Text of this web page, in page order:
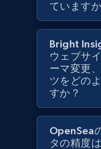
Zara - Products -
Category id, Product
Currency, Colour
1.2K+ 208+
ています
Bright
ウェブサ
ーマ変更
ツをどの
すか？
OpenSea
タの精度